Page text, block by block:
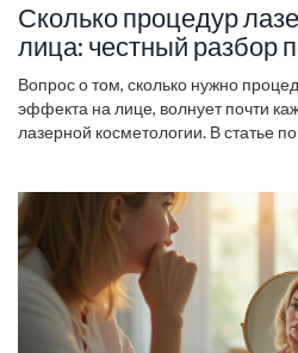
Сколько процедур
лица: честный разбор
Вопрос о том, сколько нужно
эффекта на лице, волнует почти
лазерной косметологии. В статье
так, чтобы эффект держался
советов без запутанных терминов и
Разберём, сколько на самом деле
косметологу и какие нюансы стоит